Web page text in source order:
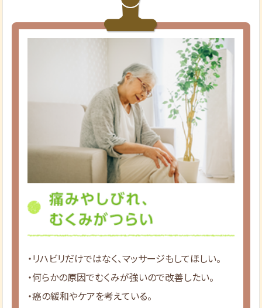
・リハビリだけではなく、マッサージもしてほしい。
・何らかの原因でむくみが強いので改善したい。
・癌の緩和やケアを考えている。